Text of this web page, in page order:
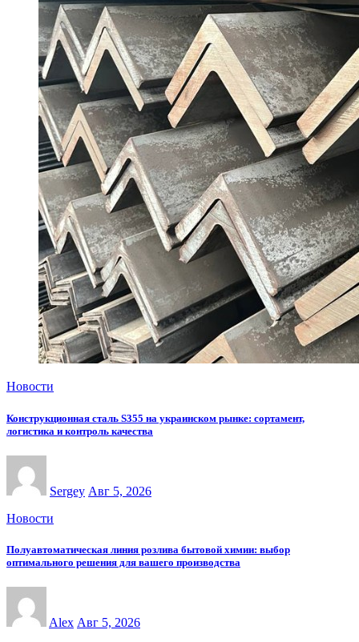
Новости
Конструкционная сталь S355 на украинском рынке: сортамент,
логистика и контроль качества
Sergey Авг 5, 2026
Новости
Полуавтоматическая линия розлива бытовой химии: выбор
оптимального решения для вашего производства
Alex Авг 5, 2026